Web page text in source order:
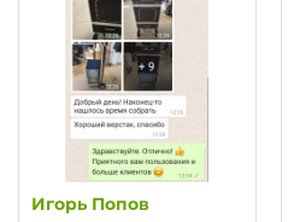
Игорь Попов